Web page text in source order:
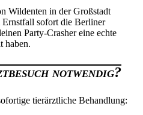
Wildenten in der Großstadt
sofort die Berliner
Party-Crasher eine echte
haben.
notwendig?
tierärztliche Behandlung: